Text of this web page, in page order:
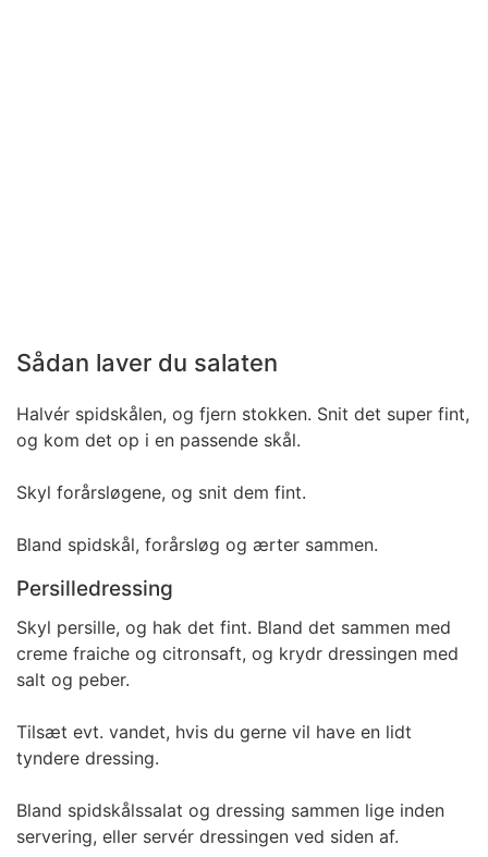
Sådan laver du salaten
Halvér spidskålen, og fjern stokken. Snit det super fint,
og kom det op i en passende skål.
Skyl forårsløgene, og snit dem fint.
Bland spidskål, forårsløg og ærter sammen.
Persilledressing
Skyl persille, og hak det fint. Bland det sammen med
creme fraiche og citronsaft, og krydr dressingen med
salt og peber.
Tilsæt evt. vandet, hvis du gerne vil have en lidt
tyndere dressing.
Bland spidskålssalat og dressing sammen lige inden
servering, eller servér dressingen ved siden af.